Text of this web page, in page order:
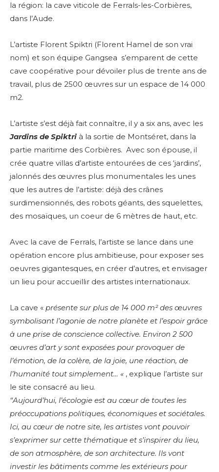
la région: la cave viticole de Ferrals-les-Corbières,
dans l’Aude.
L’artiste Florent Spiktri (Florent Hamel de son vrai
nom) et son équipe Gangsea s’emparent de cette
cave coopérative pour dévoiler plus de trente ans de
travail, plus de 2500 œuvres sur un espace de 14 000
m2.
L’artiste s’est déjà fait connaître, il y a six ans, avec les
Jardins de Spiktri à la sortie de Montséret, dans la
partie maritime des Corbières. Avec son épouse, il
crée quatre villas d’artiste entourées de ces ‘jardins’,
jalonnés des œuvres plus monumentales les unes
que les autres de l’artiste: déjà des crânes
surdimensionnés, des robots géants, des squelettes,
des mosaïques, un coeur de 6 mètres de haut, etc.
Avec la cave de Ferrals, l’artiste se lance dans une
opération encore plus ambitieuse, pour exposer ses
oeuvres gigantesques, en créer d’autres, et envisager
un lieu pour accueillir des artistes internationaux.
La cave « présente sur plus de 14 000 m² des œuvres
symbolisant l’agonie de notre planète et l’espoir grâce
à une prise de conscience collective. Environ 2 500
œuvres d’art y sont exposées pour provoquer de
l’émotion, de la colère, de la joie, une réaction, de
l’humanité tout simplement… « , explique l’artiste sur
le site consacré au lieu.
“Aujourd’hui, l’écologie est au cœur de toutes les
préoccupations politiques, économiques et sociétales.
Ici, au cœur de notre site, les artistes vont pouvoir
s’exprimer sur cette thématique et s’inspirer du lieu,
de son atmosphère, de son architecture. Ils vont
investir les bâtiments comme les extérieurs pour